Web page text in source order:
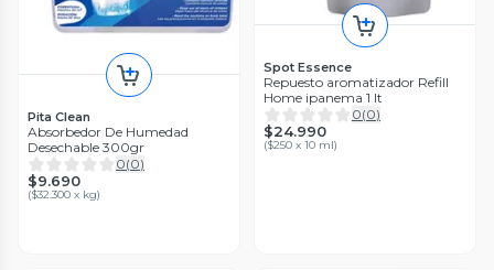
Pita Clean
Absorbedor De Humedad
Desechable 300gr
0(0)
$9.690
($32.300 x kg)
Spot Essence
Repuesto aromatizador Refill
Home ipanema 1 lt
0(0)
$24.990
($250 x 10 ml)